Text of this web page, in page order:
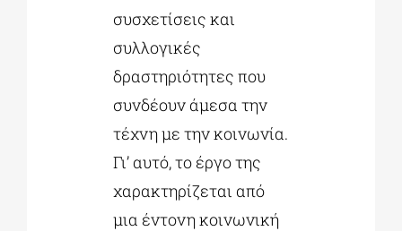
συσχετίσεις και
συλλογικές
δραστηριότητες που
συνδέουν άμεσα την
τέχνη με την κοινωνία.
Γι’ αυτό, το έργο της
χαρακτηρίζεται από
μια έντονη κοινωνική